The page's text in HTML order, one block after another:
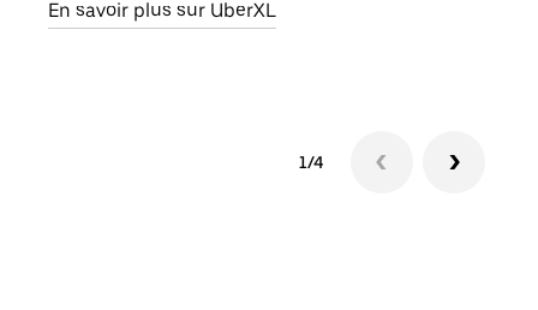
En savoir plus sur UberXL
1/4